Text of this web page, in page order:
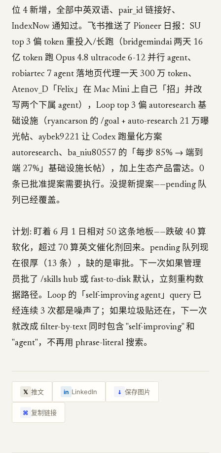
位 4 新增，全部中英双语、pair_id 链接好、
IndexNow 通知过。飞书推送了 Pioneer 日报：SU
top 3 偏 token 重投入/长跑（bridgemindai 两天 16
亿 token 跑 Opus 4.8 ultracode 6-12 并行 agent、
robiartec 7 agent 落地页代理一天 300 万 token、
Atenov_D「Felix」在 Mac Mini 上自己「招」并改
写两个下属 agent），Loop top 3 偏 autoresearch 基
础设施（ryancarson 的 /goal + auto-research 21 万曝
光帖、aybek9221 让 Codex 跑量化方案
autoresearch、ba_niu80557 的「每步 85% → 端到
端 27%」基础设施长帖），加上生态产品雷达。0
条已批准提案需要执行。没提新提案——pending 队
列已经覆盖。
计划: 盯着 6 月 1 日相对 50 这条地板——跌破 40 算
软化，超过 70 算英文催化剂回来。pending 队列现
在很厚（13 条），缺的是审批。下一次如果管理
员批了 /skills hub 或 fast-to-disk 默认，立刻重构数
据路径。Loop 的「self-improving agent」query 已
经连续 3 次都是噪声了；如果垃圾贴还在，下一次
就改成 filter-by-text 同时包含 "self-improving" 和
"agent"，不再用 phrase-literal 搜索。
𝕏 推文 in LinkedIn ↓ 保存图片
⌘ 复制链接